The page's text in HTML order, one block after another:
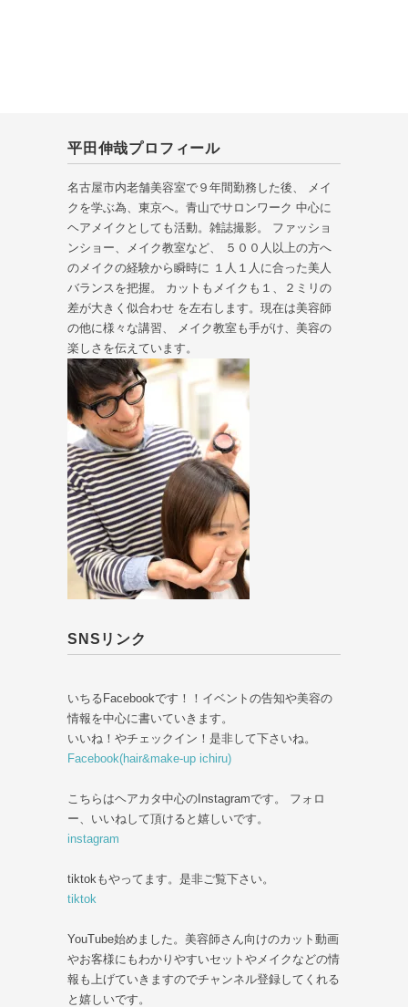
平田伸哉プロフィール
名古屋市内老舗美容室で９年間勤務した後、 メイ
クを学ぶ為、東京へ。青山でサロンワーク 中心に
ヘアメイクとしても活動。雑誌撮影。 ファッショ
ンショー、メイク教室など、 ５００人以上の方へ
のメイクの経験から瞬時に １人１人に合った美人
バランスを把握。 カットもメイクも１、２ミリの
差が大きく似合わせ を左右します。現在は美容師
の他に様々な講習、 メイク教室も手がけ、美容の
楽しさを伝えています。
SNSリンク
いちるFacebookです！！イベントの告知や美容の
情報を中心に書いていきます。
いいね！やチェックイン！是非して下さいね。
Facebook(hair&make-up ichiru)
こちらはヘアカタ中心のInstagramです。 フォロ
ー、いいねして頂けると嬉しいです。
instagram
tiktokもやってます。是非ご覧下さい。
tiktok
YouTube始めました。美容師さん向けのカット動画
やお客様にもわかりやすいセットやメイクなどの情
報も上げていきますのでチャンネル登録してくれる
と嬉しいです。